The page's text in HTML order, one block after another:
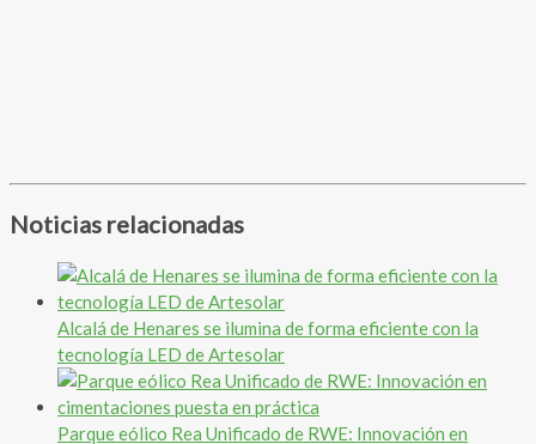
Noticias relacionadas
Alcalá de Henares se ilumina de forma eficiente con la
tecnología LED de Artesolar
Parque eólico Rea Unificado de RWE: Innovación en